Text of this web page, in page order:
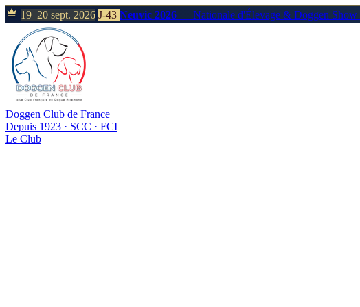
19–20 sept. 2026 J-43 Neuvic 2026 — Nationale d'Élevage & Doggen Show
Doggen Club de France
Depuis 1923 · SCC · FCI
Le Club